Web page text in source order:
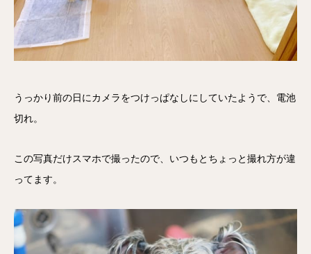
うっかり前の日にカメラをつけっぱなしにしていたようで、電池
切れ。
この写真だけスマホで撮ったので、いつもとちょっと撮れ方が違
ってます。